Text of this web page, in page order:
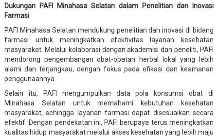
Dukungan PAFI Minahasa Selatan dalam Penelitian dan Inovasi
Farmasi
PAFI Minahasa Selatan mendukung penelitian dan inovasi di bidang
farmasi untuk meningkatkan efektivitas layanan kesehatan
masyarakat. Melalui kolaborasi dengan akademisi dan peneliti, PAFI
mendorong pengembangan obat-obatan herbal lokal yang lebih
alami dan terjangkau, dengan fokus pada efikasi dan keamanan
penggunaannya.
Selain itu, PAFI mengumpulkan data pola konsumsi obat di
Minahasa Selatan untuk memahami kebutuhan kesehatan
masyarakat, sehingga layanan farmasi dapat disesuaikan secara
efektif. Dengan pendekatan ini, PAFI berupaya terus meningkatkan
kualitas hidup masyarakat melalui akses kesehatan yang lebih maju